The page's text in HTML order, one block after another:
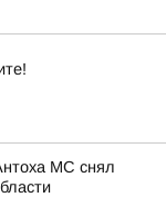
МС снял